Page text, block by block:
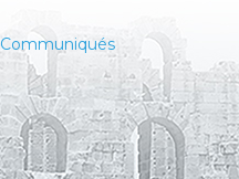
Communiqués